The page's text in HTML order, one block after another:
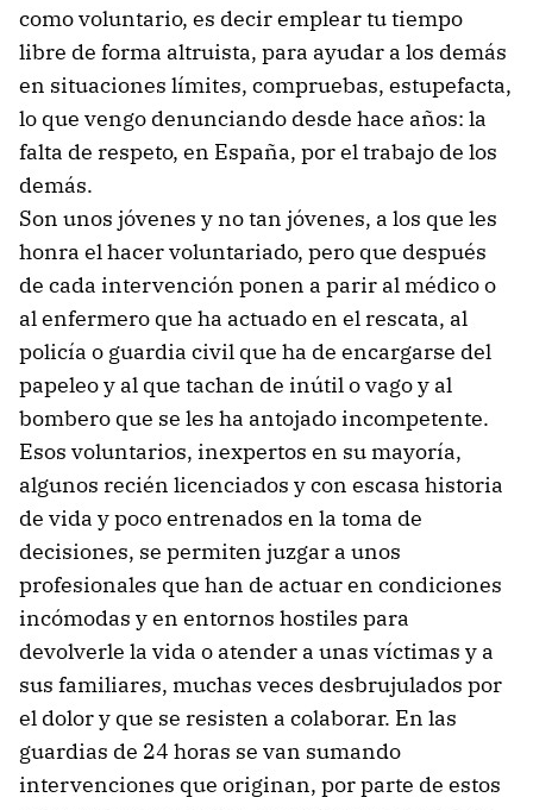
como voluntario, es decir emplear tu tiempo
libre de forma altruista, para ayudar a los demás
en situaciones límites, compruebas, estupefacta,
lo que vengo denunciando desde hace años: la
falta de respeto, en España, por el trabajo de los
demás.
Son unos jóvenes y no tan jóvenes, a los que les
honra el hacer voluntariado, pero que después
de cada intervención ponen a parir al médico o
al enfermero que ha actuado en el rescata, al
policía o guardia civil que ha de encargarse del
papeleo y al que tachan de inútil o vago y al
bombero que se les ha antojado incompetente.
Esos voluntarios, inexpertos en su mayoría,
algunos recién licenciados y con escasa historia
de vida y poco entrenados en la toma de
decisiones, se permiten juzgar a unos
profesionales que han de actuar en condiciones
incómodas y en entornos hostiles para
devolverle la vida o atender a unas víctimas y a
sus familiares, muchas veces desbrujulados por
el dolor y que se resisten a colaborar. En las
guardias de 24 horas se van sumando
intervenciones que originan, por parte de estos